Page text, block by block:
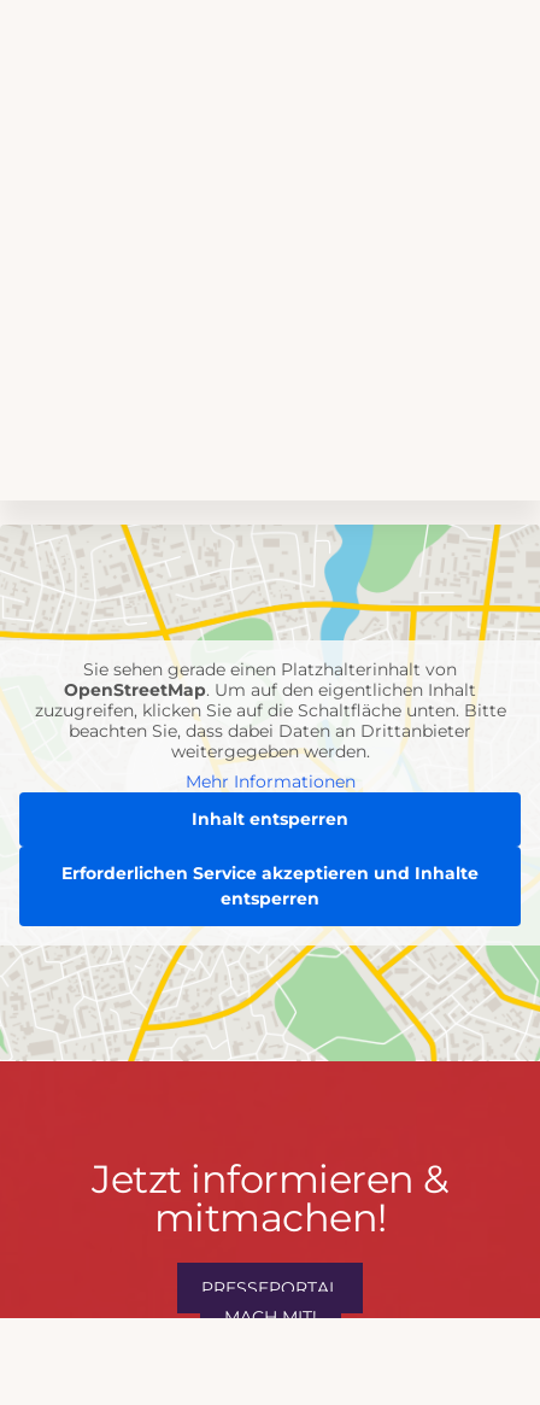
Umgebungskarte
mit
Feuerwehr-
Einheiten
Sie sehen gerade einen Platzhalterinhalt von
OpenStreetMap. Um auf den eigentlichen Inhalt
zuzugreifen, klicken Sie auf die Schaltfläche unten. Bitte
beachten Sie, dass dabei Daten an Drittanbieter
weitergegeben werden.
Mehr Informationen
Inhalt entsperren
Erforderlichen Service akzeptieren und Inhalte
entsperren
Jetzt
informieren
mitmachen!
Jetzt informieren &
mitmachen!
PRESSEPORTAL
MACH MIT!